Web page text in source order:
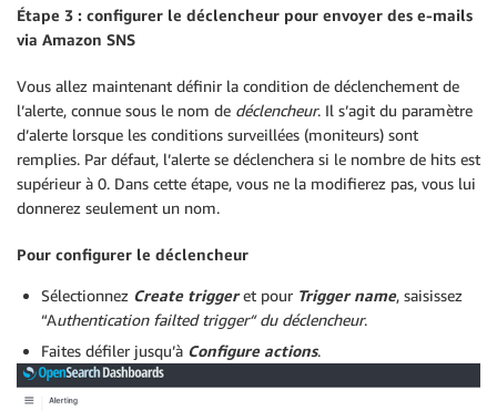
Étape 3 : configurer le déclencheur pour envoyer des e-mails
via Amazon SNS
Vous allez maintenant définir la condition de déclenchement de
l’alerte, connue sous le nom de déclencheur. Il s’agit du paramètre
d’alerte lorsque les conditions surveillées (moniteurs) sont
remplies. Par défaut, l’alerte se déclenchera si le nombre de hits est
supérieur à 0. Dans cette étape, vous ne la modifierez pas, vous lui
donnerez seulement un nom.
Pour configurer le déclencheur
Sélectionnez Create triggeret pour Trigger name, saisissez
“Authentication failted trigger“ du déclencheur.
Faites défiler jusqu’à Configure actions.